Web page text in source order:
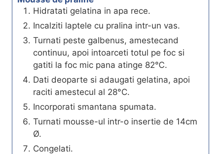
Hidratati gelatina in apa rece.
Incalziti laptele cu pralina intr-un vas.
Turnati peste galbenus, amestecand
continuu, apoi intoarceti totul pe foc si
gatiti la foc mic pana atinge 82℃.
Dati deoparte si adaugati gelatina, apoi
raciti amestecul al 28°C.
Incorporati smantana spumata.
Turnati mousse-ul intr-o insertie de 14cm
Ø.
Congelati.